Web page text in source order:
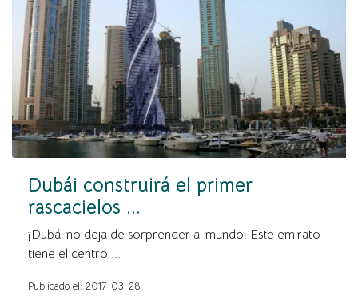
Dubái construirá el primer
rascacielos ...
¡Dubái no deja de sorprender al mundo! Este emirato
tiene el centro ...
Publicado el: 2017-03-28